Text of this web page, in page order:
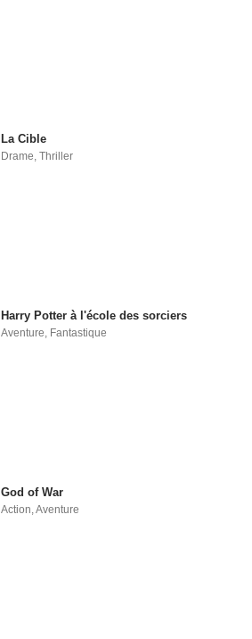
La Cible
Drame ,Thriller
Harry Potter à l'école des sorciers
Aventure, Fantastique
God of War
Action,Aventure